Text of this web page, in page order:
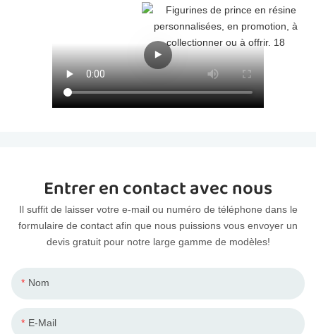
Entrer en contact avec nous
Il suffit de laisser votre e-mail ou numéro de téléphone dans le
formulaire de contact afin que nous puissions vous envoyer un
devis gratuit pour notre large gamme de modèles!
Nom
E-Mail